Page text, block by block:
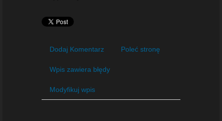
Dodaj Komentarz Poleć stronę
Wpis zawiera błędy
Modyfikuj wpis